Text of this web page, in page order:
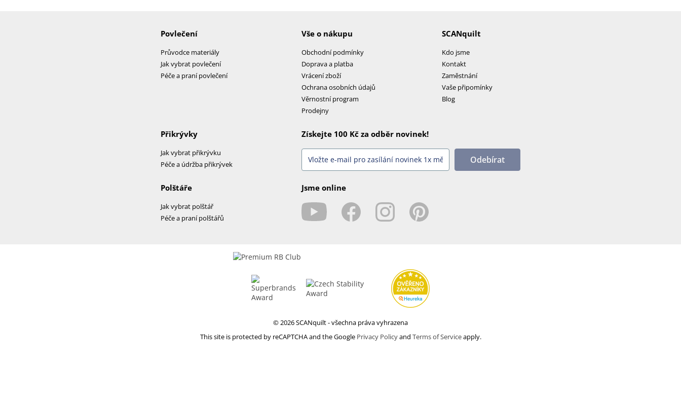
Povlečení
Průvodce materiály
Jak vybrat povlečení
Péče a praní povlečení
Vše o nákupu
Obchodní podmínky
Doprava a platba
Vrácení zboží
Ochrana osobních údajů
Věrnostní program
Prodejny
SCANquilt
Kdo jsme
Kontakt
Zaměstnání
Vaše připomínky
Blog
Přikrývky
Jak vybrat přikrývku
Péče a údržba přikrývek
Polštáře
Jak vybrat polštář
Péče a praní polštářů
Získejte 100 Kč za odběr novinek!
Odebírat
Jsme online
© 2026 SCANquilt - všechna práva vyhrazena
This site is protected by reCAPTCHA and the Google Privacy Policyand Terms of Serviceapply.